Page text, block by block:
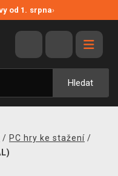
od 1. srpna›
Hledat
/ PC hry ke stažení /